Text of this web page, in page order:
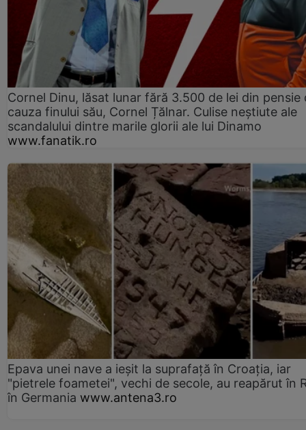
Cornel Dinu, lăsat lunar fără 3.500 de lei din pensie
cauza finului său, Cornel Țălnar. Culise neștiute ale
scandalului dintre marile glorii ale lui Dinamo
www.fanatik.ro
Epava unei nave a ieșit la suprafață în Croația, iar
"pietrele foametei", vechi de secole, au reapărut în
în Germania www.antena3.ro